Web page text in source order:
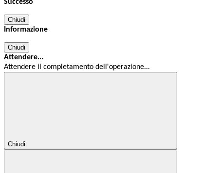
Successo
Chiudi
Informazione
Chiudi
Attendere...
Attendere il completamento dell'operazione...
Chiudi